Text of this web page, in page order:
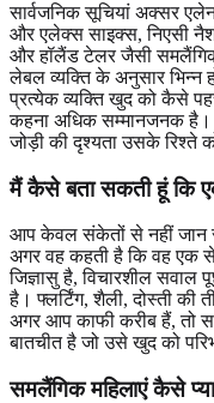
सार्वजनिक सूचियां अक्सर एलेन
और एलेक्स साइक्स, निएसी
और हॉलैंड टेलर जैसी
लेबल व्यक्ति के अनुसार
प्रत्येक व्यक्ति खुद को कैसे
कहना अधिक सम्मानजनक है।
जोड़ी की दृश्यता उसके रिश्ते
मैं कैसे बता सकती हूं कि
आप केवल संकेतों से नहीं जान
अगर वह कहती है कि वह एक
जिज्ञासु है, विचारशील सवाल
है। फ्लर्टिंग, शैली, दोस्ती की
अगर आप काफी करीब हैं, तो
बातचीत है जो उसे खुद को
समलैंगिक महिलाएं कैसे